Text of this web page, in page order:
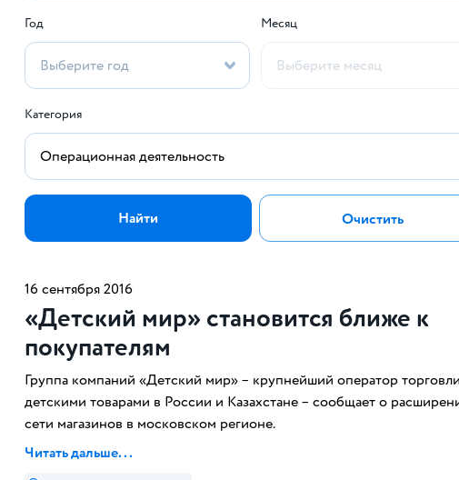
Год Месяц
Категория
Найти Очистить
16 сентября 2016
«Детский мир» становится ближе к
покупателям
Группа компаний «Детский мир» – крупнейший оператор
детскими товарами в России и Казахстане – сообщает о
сети магазинов в московском регионе.
Читать дальше...